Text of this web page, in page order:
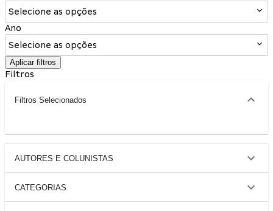
Selecione as opções
Ano
Selecione as opções
Aplicar filtros
Filtros
Filtros Selecionados
AUTORES E COLUNISTAS
CATEGORIAS